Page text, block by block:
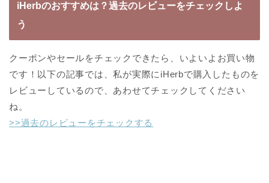
iHerbのおすすめは？過去のレビューをチェックしよ
う
クーポンやセールをチェックできたら、いよいよお買い物
です！以下の記事では、私が実際にiHerbで購入したものを
レビューしているので、あわせてチェックしてください
ね。
>>過去のレビューをチェックする